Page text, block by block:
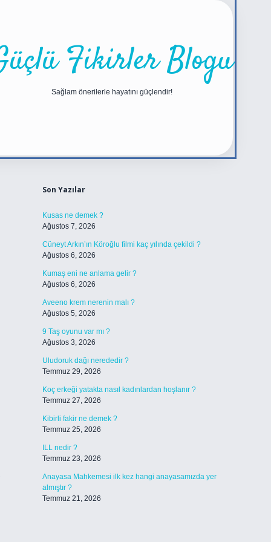
Fikirler Blogu
Sağlam önerilerle hayatını güçlendir!
Son Yazılar
Kusas ne demek ?
Ağustos 7, 2026
Cüneyt Arkın’ın Köroğlu filmi kaç yılında çekildi ?
Ağustos 6, 2026
Kumaş eni ne anlama gelir ?
Ağustos 6, 2026
Aveeno krem nerenin malı ?
Ağustos 5, 2026
9 Taş oyunu var mı ?
Ağustos 3, 2026
Uludoruk dağı nerededir ?
Temmuz 29, 2026
Koç erkeği yatakta nasıl kadınlardan hoşlanır ?
Temmuz 27, 2026
Kibirli fakir ne demek ?
Temmuz 25, 2026
ILL nedir ?
Temmuz 23, 2026
Anayasa Mahkemesi ilk kez hangi anayasamızda yer
almıştır ?
Temmuz 21, 2026